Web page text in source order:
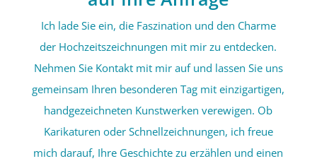
Ich lade Sie ein, die Faszination und den Charme
der Hochzeitszeichnungen mit mir zu entdecken.
Nehmen Sie Kontakt mit mir auf und lassen Sie uns
gemeinsam Ihren besonderen Tag mit einzigartigen,
handgezeichneten Kunstwerken verewigen. Ob
Karikaturen oder Schnellzeichnungen, ich freue
mich darauf, Ihre Geschichte zu erzählen und einen